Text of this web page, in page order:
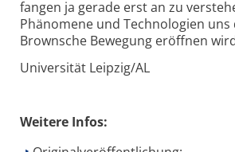
fangen ja gerade erst an zu
Phänomene und Technologien uns
Brownsche Bewegung eröffnen
Universität Leipzig/AL
Weitere Infos: